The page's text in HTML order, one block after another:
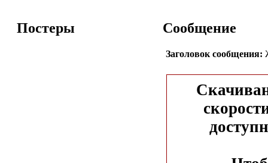
Постеры Сообщение
Заголовок сообщения: